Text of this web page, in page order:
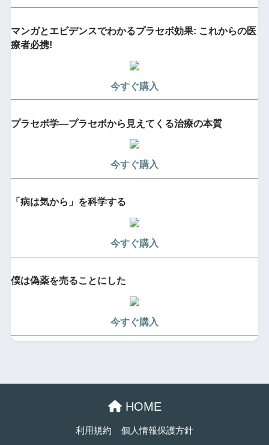
マンガとエビデンスでわかるプラセボ効果: これからの医
療者必携!
今すぐ購入
プラセボ学―プラセボから見えてくる治療の本質
今すぐ購入
「病は気から」を科学する
今すぐ購入
僕は偽薬を売ることにした
今すぐ購入
HOME
利用規約 個人情報保護方針